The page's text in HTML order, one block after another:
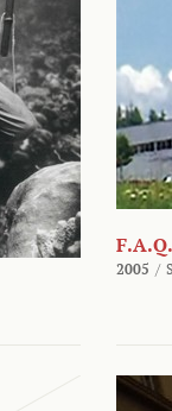
2005 /